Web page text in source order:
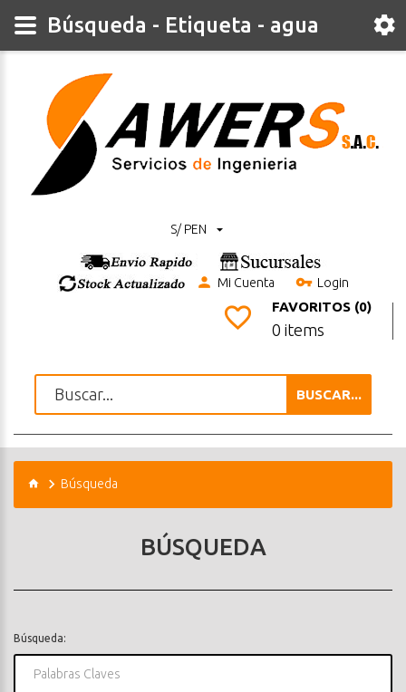
S/ PEN
Mi Cuenta Login
FAVORITOS (0)
0 items
BUSCAR...
Búsqueda
BÚSQUEDA
Búsqueda:
Búsqueda - Etiqueta - agua